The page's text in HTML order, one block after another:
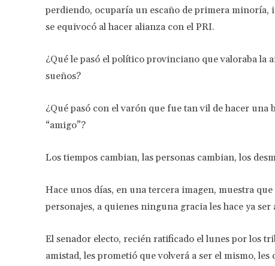
perdiendo, ocuparía un escaño de primera minoría,
se equivocó al hacer alianza con el PRI.
¿Qué le pasó el político provinciano que valoraba la
sueños?
¿Qué pasó con el varón que fue tan vil de hacer
“amigo”?
Los tiempos cambian, las personas cambian, los
Hace unos días, en una tercera imagen, muestra
personajes, a quienes ninguna gracia les hace ya ser
El senador electo, recién ratificado el lunes por los
amistad, les prometió que volverá a ser el mismo, les